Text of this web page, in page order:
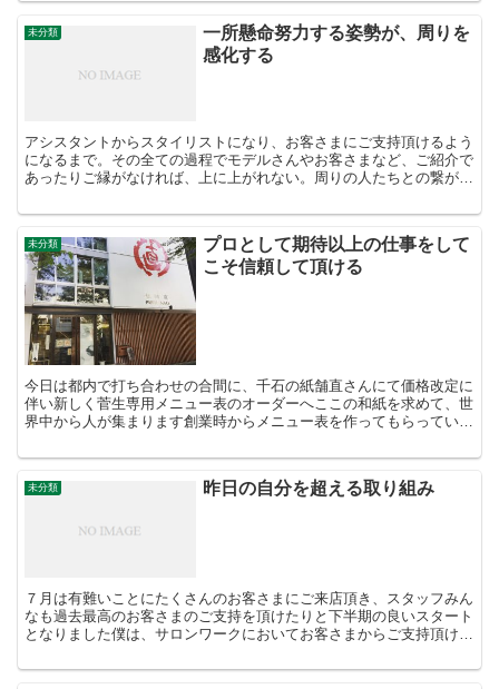
未分類
一所懸命努力する姿勢が、周りを
感化する
アシスタントからスタイリストになり、お客さまにご支持頂けるよう
になるまで。その全ての過程でモデルさんやお客さまなど、ご紹介で
あったりご縁がなければ、上に上がれない。周りの人たちとの繋がり
未分類
プロとして期待以上の仕事をして
こそ信頼して頂ける
今日は都内で打ち合わせの合間に、千石の紙舗直さんにて価格改定に
伴い新しく菅生専用メニュー表のオーダーへここの和紙を求めて、世
界中から人が集まります創業時からメニュー表を作ってもらっていま
未分類 昨日の自分を超える取り組み
７月は有難いことにたくさんのお客さまにご来店頂き、スタッフみん
なも過去最高のお客さまのご支持を頂けたりと下半期の良いスタート
となりました僕は、サロンワークにおいてお客さまからご支持頂ける